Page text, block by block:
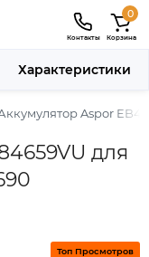
Контакты
0
Корзина
Aspor
для
Характеристики
Топ Просмотров